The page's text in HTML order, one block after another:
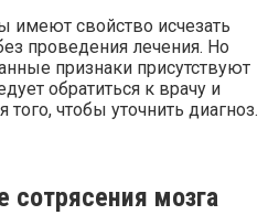
имеют свойство исчезать
проведения лечения. Но
признаки присутствуют
обратиться к врачу и
чтобы уточнить диагноз.
мозга